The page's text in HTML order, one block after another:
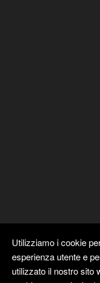
Utilizziamo i cookie
esperienza utente e
utilizzato il nostro sito